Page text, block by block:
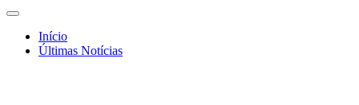
Início
Últimas Notícias